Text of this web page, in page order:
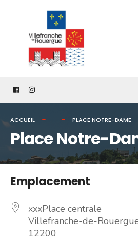
content
ACCUEIL PLACE NOTRE-DAME
Place Notre-
Emplacement
xxxPlace centrale
Villefranche-de-
12200